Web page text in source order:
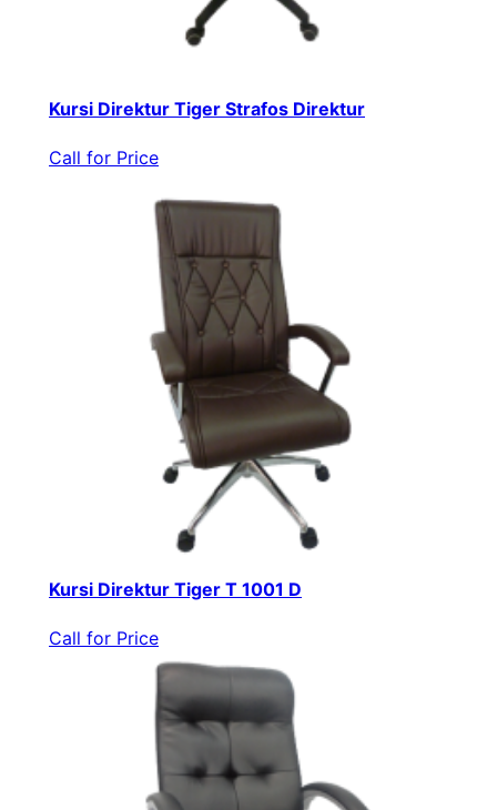
Kursi Direktur Tiger Strafos Direktur
Call for Price
Kursi Direktur Tiger T 1001 D
Call for Price